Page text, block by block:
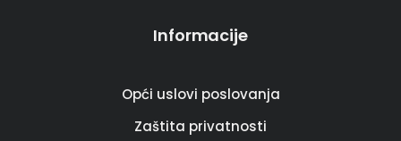
Informacije
Opći uslovi poslovanja
Zaštita privatnosti